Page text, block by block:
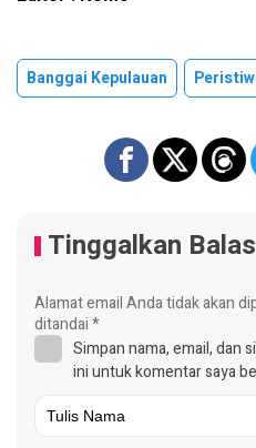
Banggai Kepulauan
Tinggalkan
Alamat email Anda tidak akan
ditandai*
Simpan nama, email, dan
ini untuk komentar saya